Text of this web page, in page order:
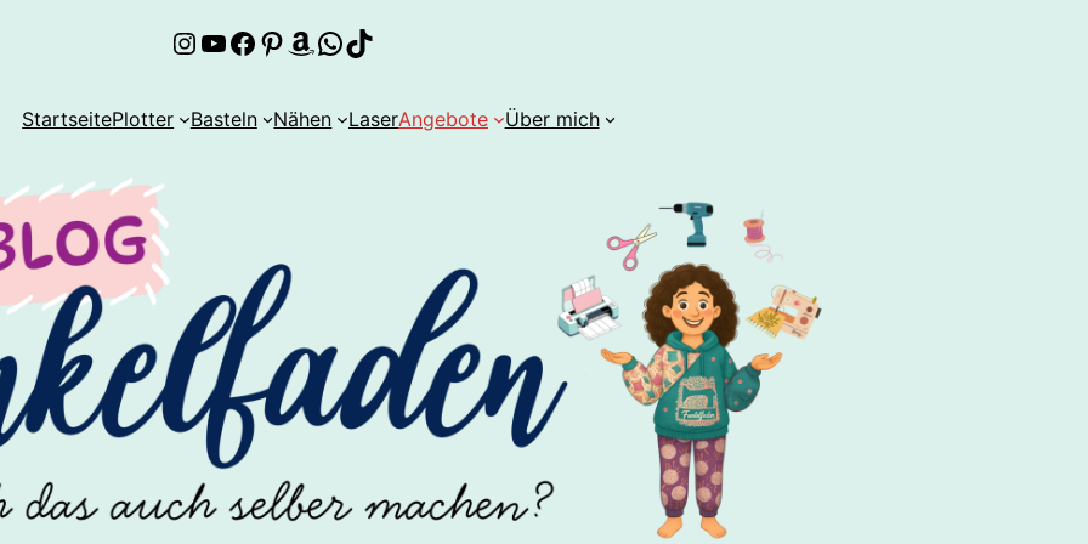
Instagram
YouTube
Facebook
Pinterest
Amazon
WhatsApp
TikTok
StartseitePlotter Basteln Nähen LaserAngebote Über mich